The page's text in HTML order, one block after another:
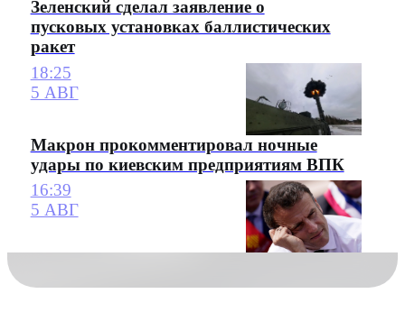
Зеленский сделал заявление о
пусковых установках баллистических
ракет
18:25
5 АВГ
Макрон прокомментировал ночные
удары по киевским предприятиям ВПК
16:39
5 АВГ